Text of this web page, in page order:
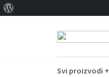
Svi proizvodi +